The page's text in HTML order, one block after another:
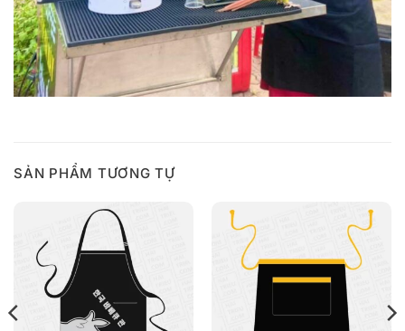
SẢN PHẨM TƯƠNG TỰ